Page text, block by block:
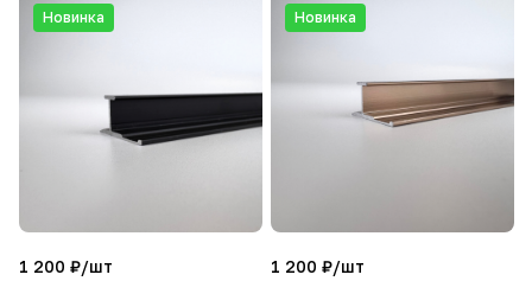
Новинка
1 200 ₽/шт
Новинка
1 200 ₽/шт